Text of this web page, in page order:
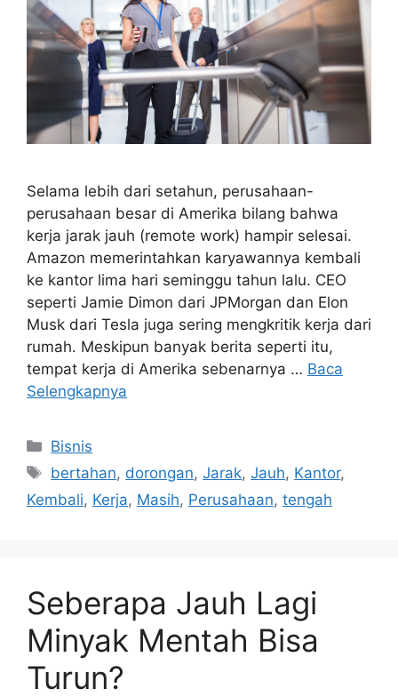
Selama lebih dari setahun, perusahaan-
perusahaan besar di Amerika bilang bahwa
kerja jarak jauh (remote work) hampir selesai.
Amazon memerintahkan karyawannya kembali
ke kantor lima hari seminggu tahun lalu. CEO
seperti Jamie Dimon dari JPMorgan dan Elon
Musk dari Tesla juga sering mengkritik kerja dari
rumah. Meskipun banyak berita seperti itu,
tempat kerja di Amerika sebenarnya … Baca
Selengkapnya
Kategori
Bisnis
Tag
bertahan, dorongan,Jarak,Jauh, Kantor,
Kembali, Kerja, Masih, Perusahaan, tengah
Seberapa Jauh Lagi
Minyak Mentah Bisa
Turun?